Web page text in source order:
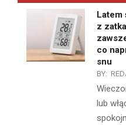
Latem
z
co
snu
BY:
lub